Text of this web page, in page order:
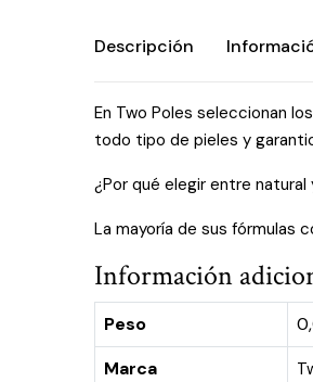
Descripción
En Two Poles seleccionan
todo tipo de pieles y
¿Por qué elegir entre
La mayoría de sus fórmulas
Información
Peso
Marca